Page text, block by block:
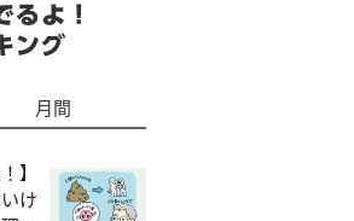
月間
】
け